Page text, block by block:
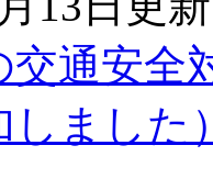
交通安全
ました）